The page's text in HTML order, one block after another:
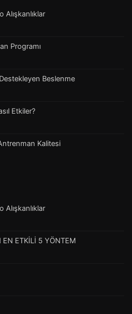
Alışkanlıklar
Programı
Beslenme
Etkiler?
Kalitesi
Alışkanlıklar
ETKİLİ 5 YÖNTEM